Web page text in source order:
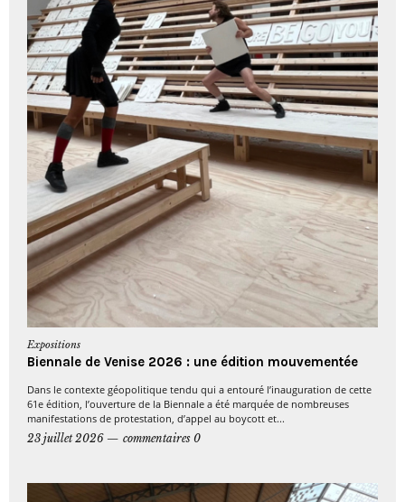
Expositions
Biennale de Venise 2026 : une édition mouvementée
Dans le contexte géopolitique tendu qui a entouré l’inauguration de cette
61e édition, l’ouverture de la Biennale a été marquée de nombreuses
manifestations de protestation, d’appel au boycott et...
23 juillet 2026
commentaires 0